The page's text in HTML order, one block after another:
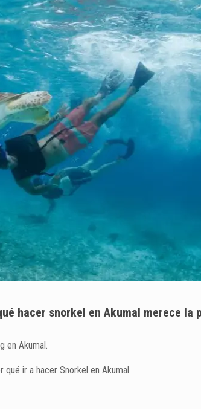
hacer snorkel en Akumal merece la
en Akumal.
qué ir a hacer Snorkel en Akumal.